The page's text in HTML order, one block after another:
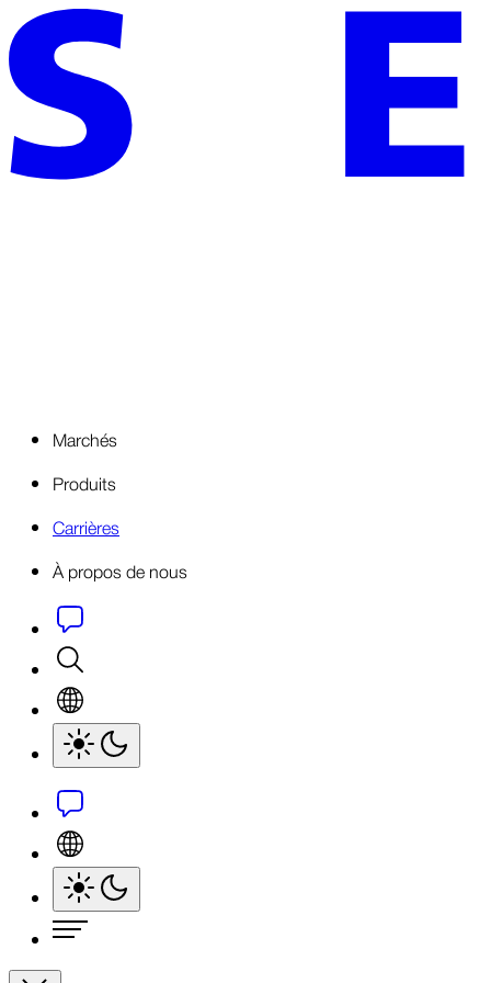
Marchés
Produits
Carrières
À propos de nous